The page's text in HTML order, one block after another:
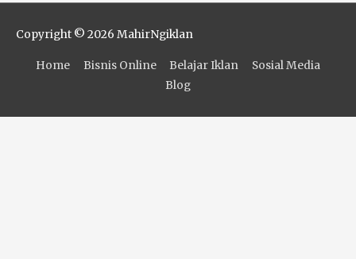
Copyright © 2026 MahirNgiklan
Home Bisnis Online Belajar Iklan
Sosial Media
Blog